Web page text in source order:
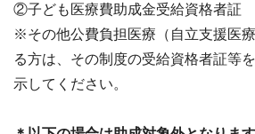
②子ども医療費助成金受給資格者証
※その他公費負担医療（自立支援医
る方は、その制度の受給資格者証等
示してください。